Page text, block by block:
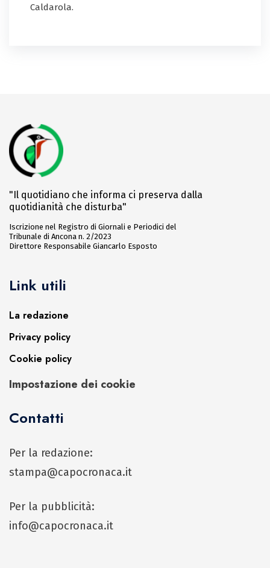
Caldarola.
"Il quotidiano che informa ci preserva dalla
quotidianità che disturba"
Iscrizione nel Registro di Giornali e Periodici del
Tribunale di Ancona n. 2/2023
Direttore Responsabile Giancarlo Esposto
Link utili
La redazione
Privacy policy
Cookie policy
Impostazione dei cookie
Contatti
Per la redazione:
stampa@capocronaca.it
Per la pubblicità:
info@capocronaca.it